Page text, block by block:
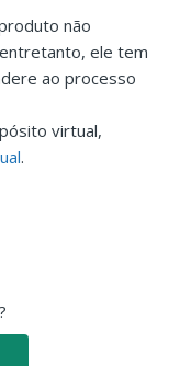
não
ele tem
ao processo
virtual,
.